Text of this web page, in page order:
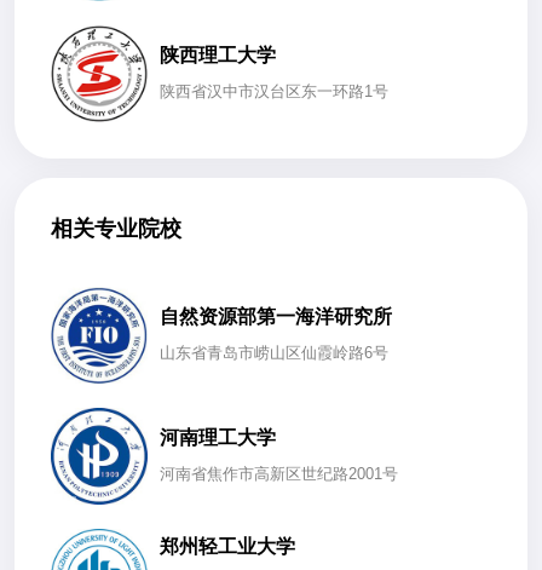
陕西理工大学
陕西省汉中市汉台区东一环路1号
相关专业院校
自然资源部第一海洋研究所
山东省青岛市崂山区仙霞岭路6号
河南理工大学
河南省焦作市高新区世纪路2001号
郑州轻工业大学